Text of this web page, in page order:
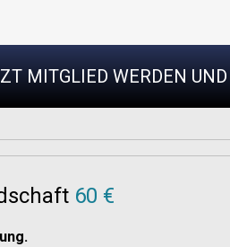
MITGLIED WERDEN
60 €